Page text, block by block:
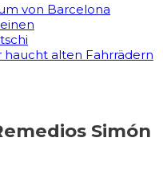
von Barcelona
alten Fahrrädern
Simón